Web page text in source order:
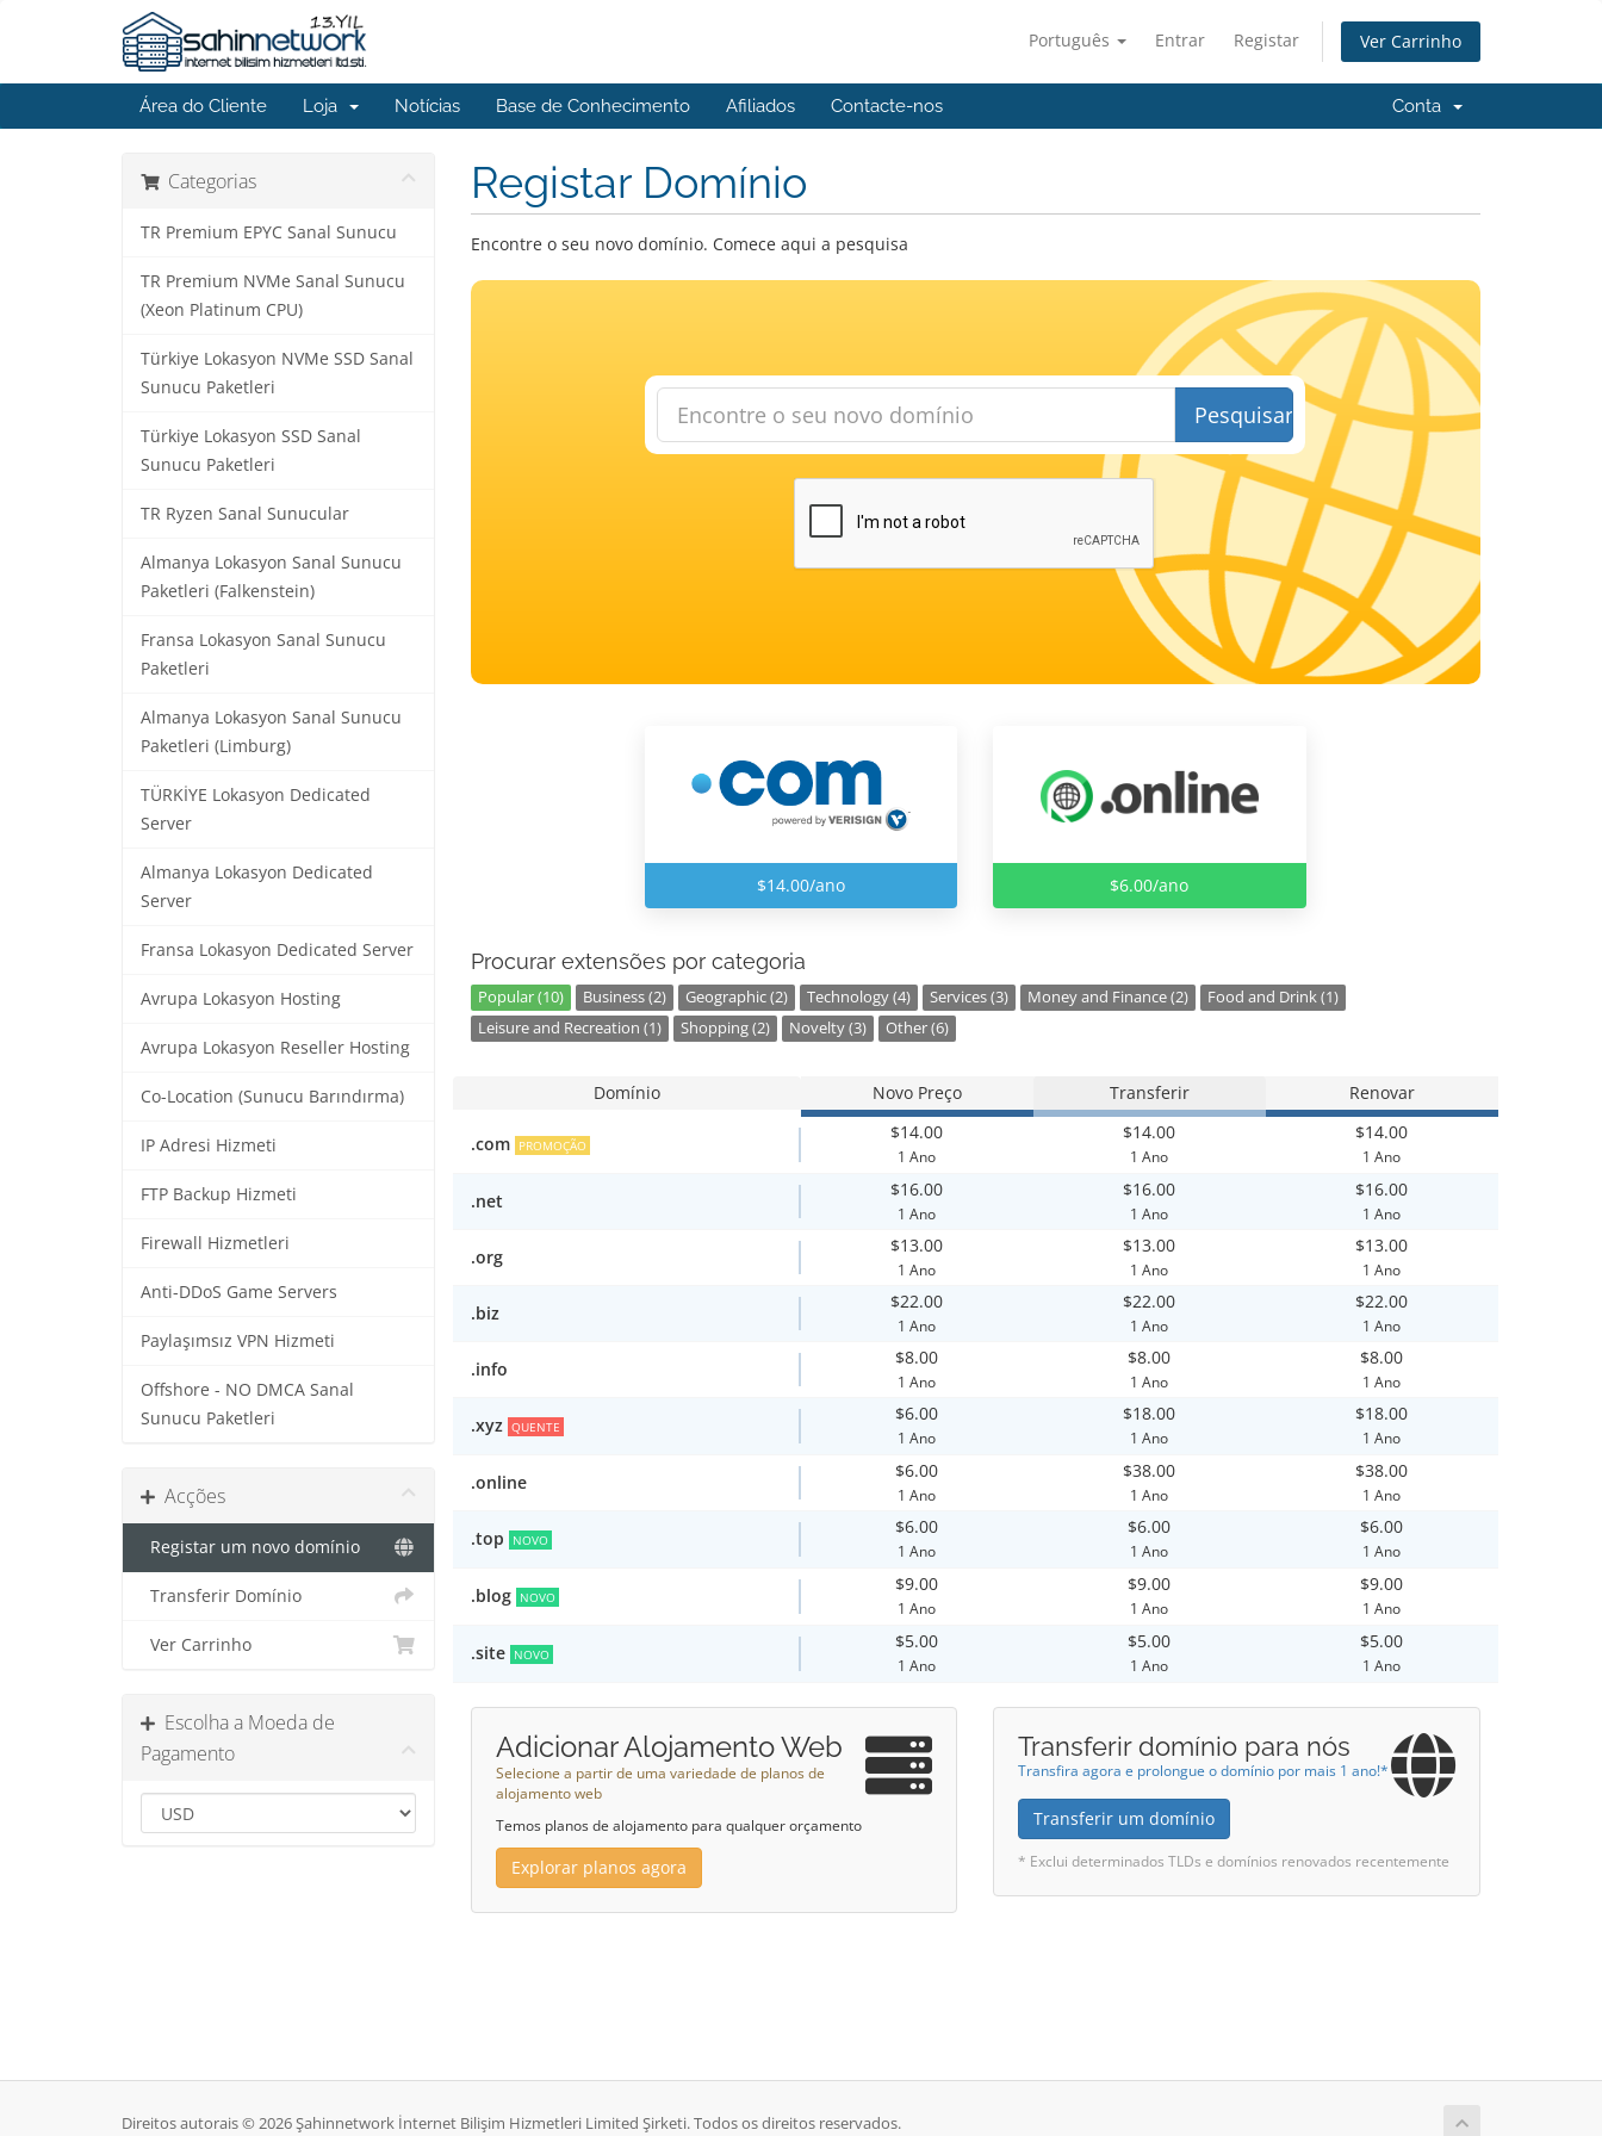
Português Entrar Registar Ver Carrinho
Área do Cliente Loja Notícias Base de Conhecimento Afiliados Contacte-nos Conta
Categorias
TR Premium EPYC Sanal Sunucu
TR Premium NVMe Sanal Sunucu
(Xeon Platinum CPU)
Türkiye Lokasyon NVMe SSD Sanal
Sunucu Paketleri
Türkiye Lokasyon SSD Sanal
Sunucu Paketleri
TR Ryzen Sanal Sunucular
Almanya Lokasyon Sanal Sunucu
Paketleri (Falkenstein)
Fransa Lokasyon Sanal Sunucu
Paketleri
Almanya Lokasyon Sanal Sunucu
Paketleri (Limburg)
TÜRKİYE Lokasyon Dedicated
Server
Almanya Lokasyon Dedicated
Server
Fransa Lokasyon Dedicated Server
Avrupa Lokasyon Hosting
Avrupa Lokasyon Reseller Hosting
Co-Location (Sunucu Barındırma)
IP Adresi Hizmeti
FTP Backup Hizmeti
Firewall Hizmetleri
Anti-DDoS Game Servers
Paylaşımsız VPN Hizmeti
Offshore - NO DMCA Sanal
Sunucu Paketleri
Acções
Registar um novo domínio
Transferir Domínio
Ver Carrinho
Escolha a Moeda de
Pagamento
Registar Domínio
Encontre o seu novo domínio. Comece aqui a pesquisa
Pesquisar
$14.00/ano $6.00/ano
Procurar extensões por categoria
Popular (10) Business (2) Geographic (2) Technology (4) Services (3) Money and Finance (2)
Food and Drink (1)
Leisure and Recreation (1)
Shopping (2) Novelty (3) Other (6)
Domínio Novo Preço Transferir Renovar
.com PROMOÇÃO
$14.00
1 Ano
$14.00
1 Ano
$14.00
1 Ano
.net
$16.00
1 Ano
$16.00
1 Ano
$16.00
1 Ano
.org
$13.00
1 Ano
$13.00
1 Ano
$13.00
1 Ano
.biz
$22.00
1 Ano
$22.00
1 Ano
$22.00
1 Ano
.info
$8.00
1 Ano
$8.00
1 Ano
$8.00
1 Ano
.xyz QUENTE
$6.00
1 Ano
$18.00
1 Ano
$18.00
1 Ano
.online
$6.00
1 Ano
$38.00
1 Ano
$38.00
1 Ano
.top NOVO
$6.00
1 Ano
$6.00
1 Ano
$6.00
1 Ano
.blog NOVO
$9.00
1 Ano
$9.00
1 Ano
$9.00
1 Ano
.site NOVO
$5.00
1 Ano
$5.00
1 Ano
$5.00
1 Ano
Adicionar Alojamento Web
Selecione a partir de uma variedade de planos de
alojamento web
Temos planos de alojamento para qualquer orçamento
Explorar planos agora
Transferir domínio para nós
Transfira agora e prolongue o domínio por mais 1 ano!*
Transferir um domínio
* Exclui determinados TLDs e domínios renovados recentemente
Direitos autorais © 2026 Şahinnetwork İnternet Bilişim Hizmetleri Limited Şirketi. Todos os direitos reservados.